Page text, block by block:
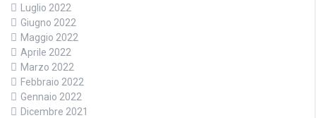
Luglio 2022
Giugno 2022
Maggio 2022
Aprile 2022
Marzo 2022
Febbraio 2022
Gennaio 2022
Dicembre 2021